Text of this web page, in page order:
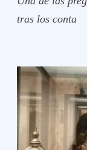
tras los conta